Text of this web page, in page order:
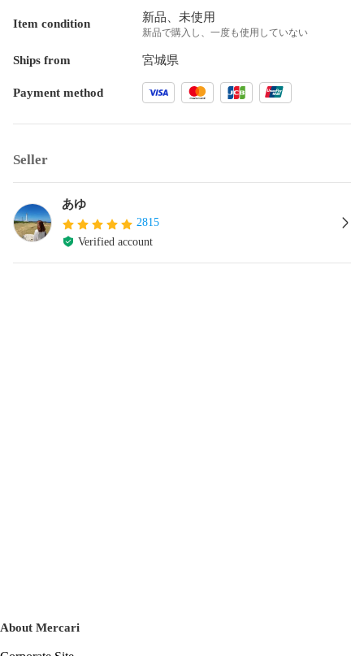
Item condition 新品、未使用
新品で購入し、一度も使用していない
Ships from 宮城県
Payment method
Seller
あゆ
2815
Verified account
About Mercari